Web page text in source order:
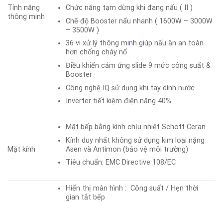
Tính năng
thông minh
Chức năng tạm dừng khi đang nấu ( II )
Chế độ Booster nấu nhanh ( 1600W – 3000W
– 3500W )
36 vi xử lý thông minh giúp nấu ăn an toàn
hơn chống cháy nổ
Điều khiển cảm ứng slide 9 mức công suất &
Booster
Công nghệ IQ sử dụng khi tay dính nước
Inverter tiết kiệm điện năng 40%
Mặt kính
Mặt bếp bằng kính chịu nhiệt Schott Ceran
Kính duy nhất không sử dụng kim loại nặng
Asen và Antimon (bảo vệ môi trường)
Tiêu chuẩn: EMC Directive 108/EC
Hiển thị màn hình : Công suất / Hẹn thời
gian tắt bếp